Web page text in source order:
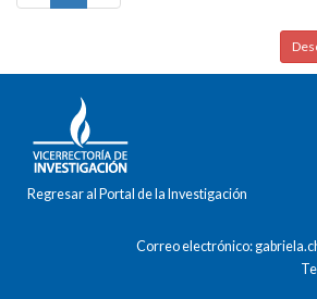
Regresar al Portal de la Investigación
Correo electrónico: